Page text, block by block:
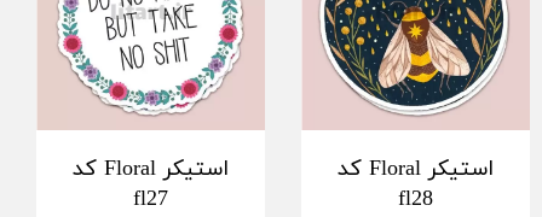
استیکر Floral کد
fl28
استیکر Floral کد
fl27